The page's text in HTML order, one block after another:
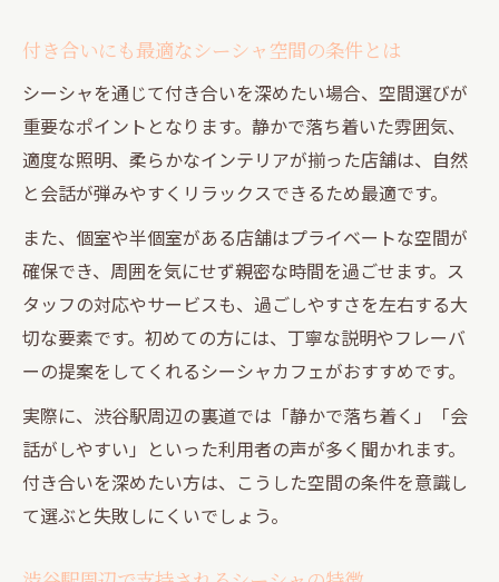
付き合いにも最適なシーシャ空間の条件とは
シーシャを通じて付き合いを深めたい場合、空間選びが
重要なポイントとなります。静かで落ち着いた雰囲気、
適度な照明、柔らかなインテリアが揃った店舗は、自然
と会話が弾みやすくリラックスできるため最適です。
また、個室や半個室がある店舗はプライベートな空間が
確保でき、周囲を気にせず親密な時間を過ごせます。ス
タッフの対応やサービスも、過ごしやすさを左右する大
切な要素です。初めての方には、丁寧な説明やフレーバ
ーの提案をしてくれるシーシャカフェがおすすめです。
実際に、渋谷駅周辺の裏道では「静かで落ち着く」「会
話がしやすい」といった利用者の声が多く聞かれます。
付き合いを深めたい方は、こうした空間の条件を意識し
て選ぶと失敗しにくいでしょう。